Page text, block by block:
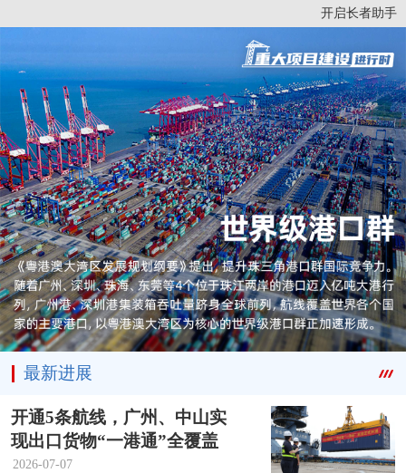
开启长者助手
最新进展
开通5条航线，广州、中山实
现出口货物“一港通”全覆盖
2026-07-07